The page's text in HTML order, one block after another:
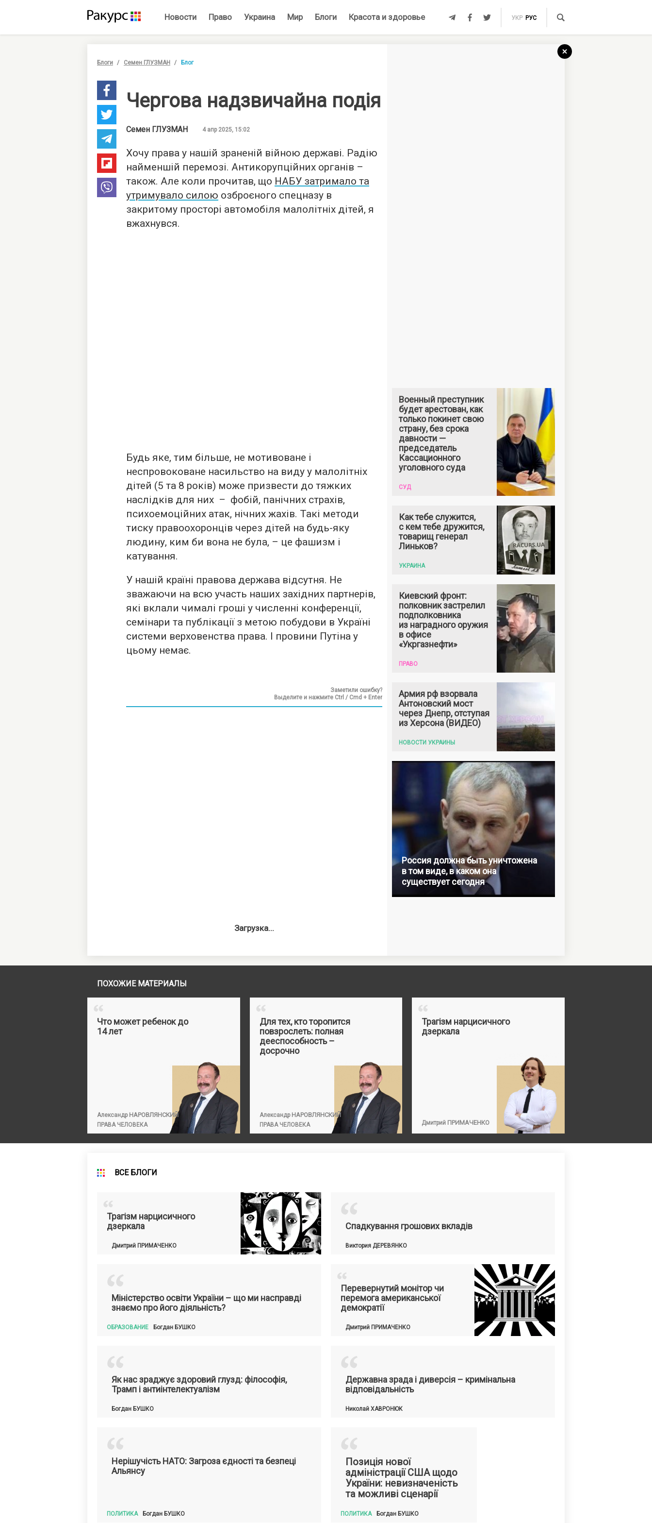
Новости Право Украина Мир Блоги Красота и здоровье УКР РУС
Блоги Семен ГЛУЗМАН Блог
Чергова надзвичайна подія
Семен ГЛУЗМАН 4 апр 2025, 15:02
Хочу права у нашій зраненій війною державі. Радію
найменшій перемозі. Антикорупційних органів –
також. Але коли прочитав, що НАБУ затримало та
утримувало силою озброєного спецназу в
закритому просторі автомобіля малолітніх дітей, я
вжахнувся.
Будь яке, тим більше, не мотивоване і
неспровоковане насильство на виду у малолітніх
дітей (5 та 8 років) може призвести до тяжких
наслідків для них – фобій, панічних страхів,
психоемоційних атак, нічних жахів. Такі методи
тиску правоохоронців через дітей на будь-яку
людину, ким би вона не була, – це фашизм і
катування.
У нашій країні правова держава відсутня. Не
зважаючи на всю участь наших західних партнерів,
які вклали чималі гроші у численні конференції,
семінари та публікації з метою побудови в Україні
системи верховенства права. І провини Путіна у
цьому немає.
Заметили ошибку?
Выделите и нажмите Ctrl / Cmd + Enter
Загрузка...
Военный преступник
будет арестован, как
только покинет свою
страну, без срока
давности —
председатель
Кассационного
уголовного суда
СУД
Как тебе служится,
с кем тебе дружится,
товарищ генерал
Линьков?
УКРАИНА
Киевский фронт:
полковник застрелил
подполковника
из наградного оружия
в офисе
«Укргазнефти»
ПРАВО
Армия рф взорвала
Антоновский мост
через Днепр, отступая
из Херсона (ВИДЕО)
НОВОСТИ УКРАИНЫ
Россия должна быть уничтожена
в том виде, в каком она
существует сегодня
ПОХОЖИЕ МАТЕРИАЛЫ
“
Что может ребенок до
14 лет
Александр НАРОВЛЯНСКИЙ
ПРАВА ЧЕЛОВЕКА
“
Для тех, кто торопится
повзрослеть: полная
дееспособность –
досрочно
Александр НАРОВЛЯНСКИЙ
ПРАВА ЧЕЛОВЕКА
“
Трагізм нарцисичного
дзеркала
Дмитрий ПРИМАЧЕНКО
ВСЕ БЛОГИ
“
Трагізм нарцисичного
дзеркала
Дмитрий ПРИМАЧЕНКО “
Спадкування грошових вкладів
Виктория ДЕРЕВЯНКО
“
Міністерство освіти України – що ми насправді
знаємо про його діяльність?
ОБРАЗОВАНИЕ Богдан БУШКО
“
Перевернутий монітор чи
перемога американської
демократії
Дмитрий ПРИМАЧЕНКО
“
Як нас зраджує здоровий глузд: філософія,
Трамп і антиінтелектуалізм
Богдан БУШКО “
Державна зрада і диверсія – кримінальна
відповідальність
Николай ХАВРОНЮК
“
Нерішучість НАТО: Загроза єдності та безпеці
Альянсу
ПОЛИТИКА Богдан БУШКО
“
Позиція нової
адміністрації США щодо
України: невизначеність
та можливі сценарії
ПОЛИТИКА Богдан БУШКО